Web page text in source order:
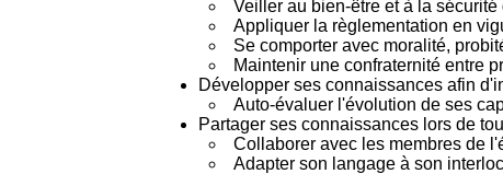
Veiller au bien-être et à la sécurité
Appliquer la règlementation en
Se comporter avec moralité,
Maintenir une confraternité entre
Développer ses connaissances afin
Auto-évaluer l'évolution de ses
Partager ses connaissances lors de
Collaborer avec les membres de
Adapter son langage à son